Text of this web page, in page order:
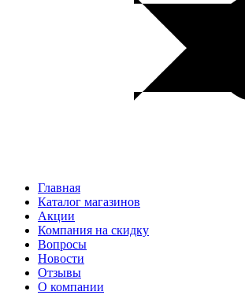
Главная
Каталог магазинов
Акции
Компания на скидку
Вопросы
Новости
Отзывы
О компании